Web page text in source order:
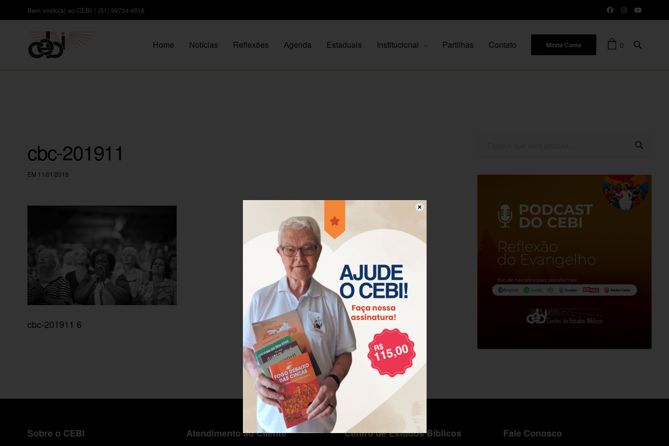
Bem vindo(a) ao CEBI ! (51) 99734-4518
Home Notícias Reflexões Agenda Estaduais Institucional Partilhas Contato Minha Conta 0
cbc-201911
EM 11/01/2019
cbc-201911 6
Sobre o CEBI Atendimento ao Cliente Centro de Estudos Bíblicos Fale Conosco